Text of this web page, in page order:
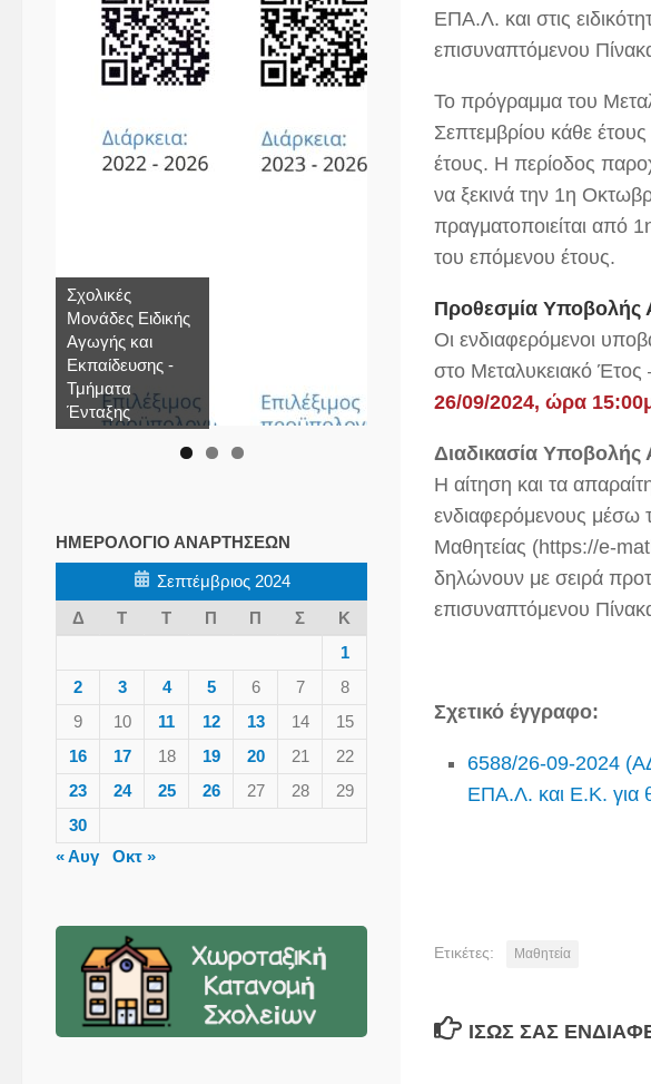
ΕΠΑ.Λ. και στις
επισυναπτόμενου
Το πρόγραμμα του
Σεπτεμβρίου κάθε
έτους. Η περίοδος
να ξεκινά την 1η
πραγματοποιείται από
του επόμενου έτους.
Προθεσμία Υποβολής
Οι ενδιαφερόμενοι
στο Μεταλυκειακό
26/09/2024, ώρα
Διαδικασία Υποβολής
Η αίτηση και τα
ενδιαφερόμενους μέσω
Μαθητείας (https://e-
δηλώνουν με σειρά
επισυναπτόμενου
Σχετικό έγγραφο:
6588/26-09-2024
ΕΠΑ.Λ. και Ε.Κ. για
Ετικέτες: Μαθητεία
ΊΣΩΣ ΣΑΣ
Σχολικές
Μονάδες Ειδικής
Αγωγής και
Εκπαίδευσης -
Τμήματα
Ένταξης
ΗΜΕΡΟΛΌΓΙΟ ΑΝΑΡΤΉΣΕΩΝ
Σεπτέμβριος 2024
Δ
Τ Τ Π Π Σ
Κ
1
2
3 4 5 6 7
8
9
10 11 12 13 14
15
16
17 18 19 20 21
22
23
24 25 26 27 28
29
30
« Αυγ
Οκτ »